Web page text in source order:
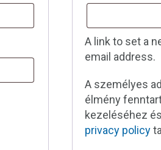
A link to set a
email address.
A személyes
élmény
kezeléséhez
privacy policy